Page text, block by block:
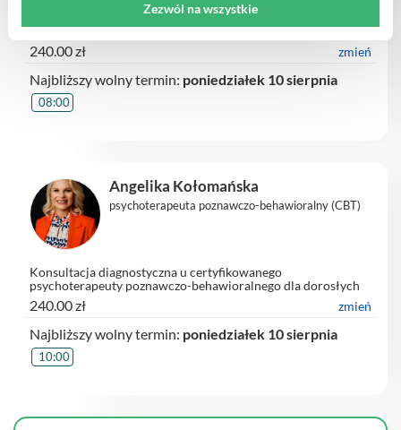
Konsultacja diagnostyczna u certyfikowanego
psychoterapeuty poznawczo-behawioralnego dla dorosłych
on-line
240.00 zł zmień
Najbliższy wolny termin: poniedziałek 10 sierpnia
08:00
Angelika Kołomańska
psychoterapeuta poznawczo-behawioralny (CBT)
Konsultacja diagnostyczna u certyfikowanego
psychoterapeuty poznawczo-behawioralnego dla dorosłych
on-line
240.00 zł zmień
Najbliższy wolny termin: poniedziałek 10 sierpnia
10:00
Zezwól na wszystkie